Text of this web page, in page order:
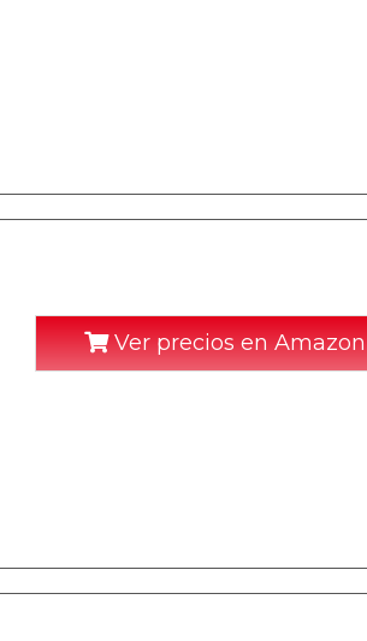
Ver precios en Amazon